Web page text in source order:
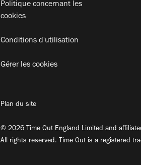
Politique concernant les
cookies
Conditions d'utilisation
Gérer les cookies
Plan du site
© 2026 Time Out England Limited and
All rights reserved. Time Out is a registered